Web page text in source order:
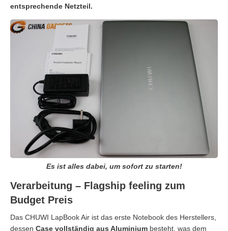
entsprechende Netzteil.
Es ist alles dabei, um sofort zu starten!
Verarbeitung – Flagship feeling zum
Budget Preis
Das CHUWI LapBook Air ist das erste Notebook des Herstellers,
dessen Case vollständig aus Aluminium besteht, was dem